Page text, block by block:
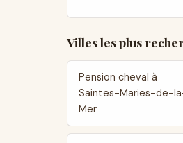
Villes les plus
Pension cheval à
Saintes-Maries-de-
Mer